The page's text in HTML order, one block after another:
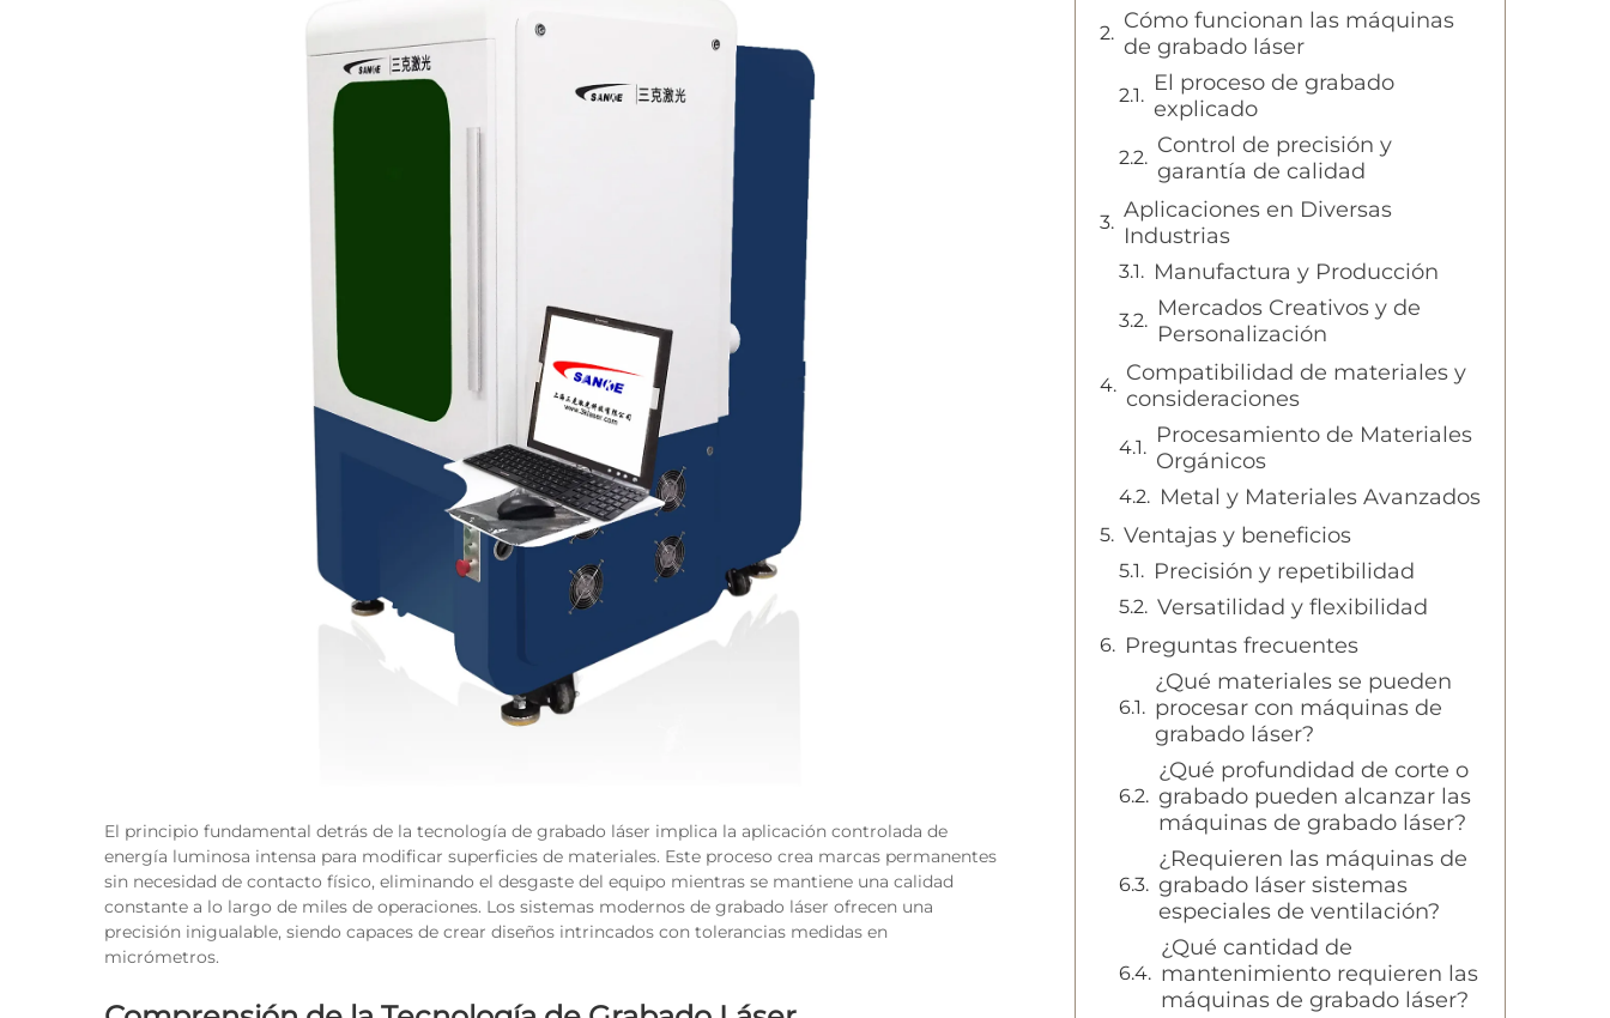
El principio fundamental detrás de la tecnología de grabado láser implica la aplicación controlada de
energía luminosa intensa para modificar superficies de materiales. Este proceso crea marcas permanentes
sin necesidad de contacto físico, eliminando el desgaste del equipo mientras se mantiene una calidad
constante a lo largo de miles de operaciones. Los sistemas modernos de grabado láser ofrecen una
precisión inigualable, siendo capaces de crear diseños intrincados con tolerancias medidas en
micrómetros.
Cómo funcionan las máquinas
de grabado láser
El proceso de grabado
explicado
Control de precisión y
garantía de calidad
Aplicaciones en Diversas
Industrias
Manufactura y Producción
Mercados Creativos y de
Personalización
Compatibilidad de materiales y
consideraciones
Procesamiento de Materiales
Orgánicos
Metal y Materiales Avanzados
Ventajas y beneficios
Precisión y repetibilidad
Versatilidad y flexibilidad
Preguntas frecuentes
¿Qué materiales se pueden
procesar con máquinas de
grabado láser?
¿Qué profundidad de corte o
grabado pueden alcanzar las
máquinas de grabado láser?
¿Requieren las máquinas de
grabado láser sistemas
especiales de ventilación?
¿Qué cantidad de
mantenimiento requieren las
máquinas de grabado láser?